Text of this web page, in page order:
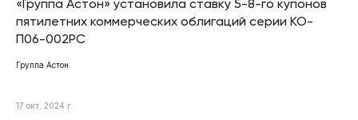
«Группа Астон» установила ставку 5-8-го купонов
пятилетних коммерческих облигаций серии КО-
П06-002РС
Группа Астон
17 окт. 2024 г.